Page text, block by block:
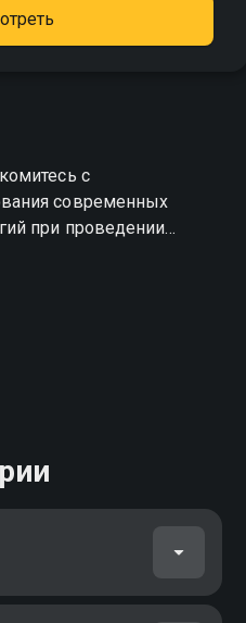
с
современных
при проведении
цикла Вы узнаете о
уроков